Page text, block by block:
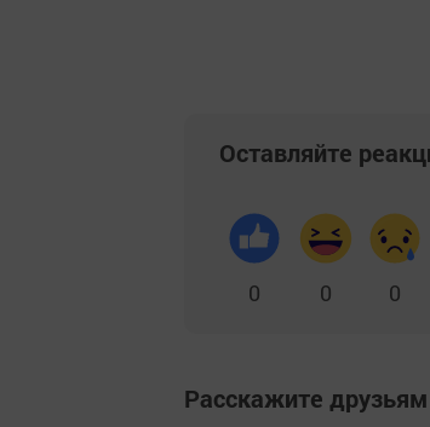
Оставляйте
0 0 0
Расскажите друзьям